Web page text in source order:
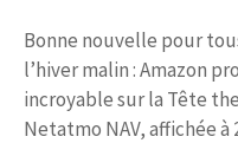
Bonne nouvelle pour
l’hiver malin : Amazon
incroyable sur la Tête
Netatmo NAV, affichée à